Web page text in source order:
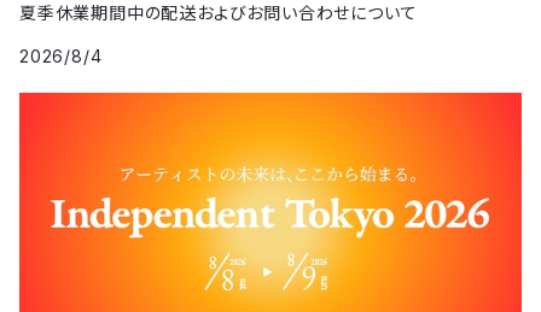
夏季休業期間中の配送およびお問い合わせについて
2026/8/4